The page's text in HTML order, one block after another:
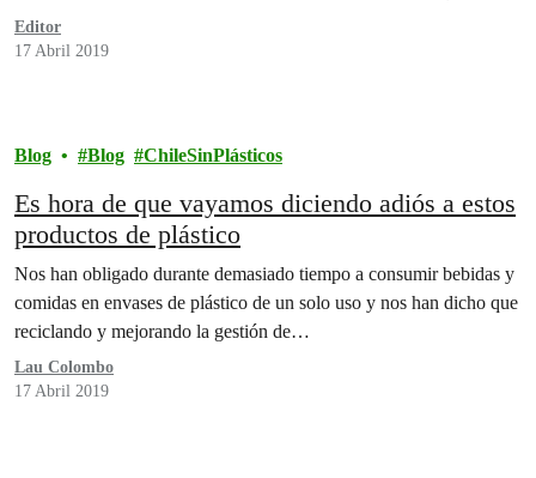
Editor
17 Abril 2019
Blog Blog ChileSinPlásticos
Es hora de que vayamos diciendo adiós a estos
productos de plástico
Nos han obligado durante demasiado tiempo a consumir bebidas y
comidas en envases de plástico de un solo uso y nos han dicho que
reciclando y mejorando la gestión de…
Lau Colombo
17 Abril 2019